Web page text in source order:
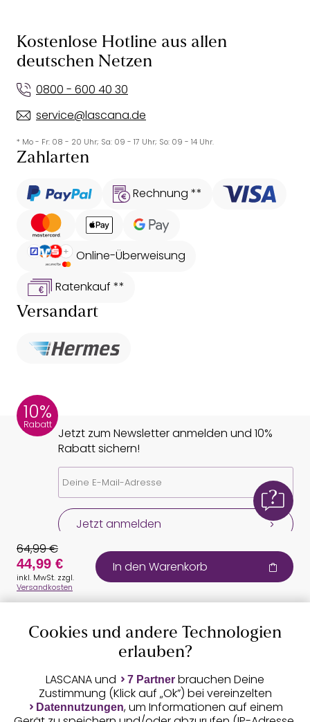
Kostenlose Hotline aus allen
deutschen Netzen
0800 - 600 40 30
service@lascana.de
* Mo - Fr: 08 - 20 Uhr; Sa: 09 - 17 Uhr; So: 09 - 14 Uhr.
Zahlarten
Rechnung **
Online-Überweisung
Ratenkauf **
Versandart
10%
Rabatt
Jetzt zum Newsletter anmelden und 10%
Rabatt sichern!
Jetzt anmelden
Auszeichnungen
64,99 €
44,99 €
inkl. MwSt. zzgl.
Versandkosten
In den Warenkorb
Cookies und andere Technologien
erlauben?
LASCANA und 7 Partner brauchen Deine
Zustimmung (Klick auf „Ok”) bei vereinzelten
Datennutzungen, um Informationen auf einem